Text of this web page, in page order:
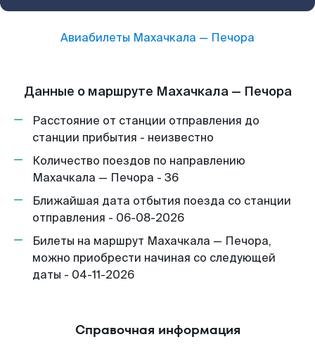
Авиабилеты Махачкала — Печора
Данные о маршруте Махачкала — Печора
Расстояние от станции отправления до
станции прибытия - неизвестно
Количество поездов по направлению
Махачкала — Печора - 36
Ближайшая дата отбытия поезда со станции
отправления - 06-08-2026
Билеты на маршрут Махачкала — Печора,
можно приобрести начиная со следующей
даты - 04-11-2026
Справочная информация